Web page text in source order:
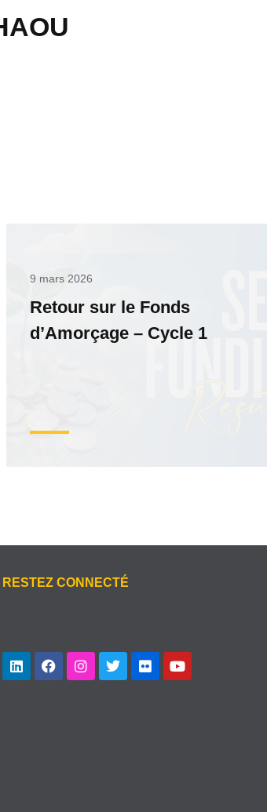
9 mars 2026
Retour sur le Fonds
d’Amorçage – Cycle 1
RESTEZ CONNECTÉ